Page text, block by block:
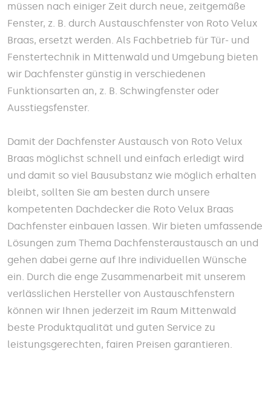
müssen nach einiger Zeit durch neue, zeitgemäße
Fenster, z. B. durch Austauschfenster von Roto Velux
Braas, ersetzt werden. Als Fachbetrieb für Tür- und
Fenstertechnik in Mittenwald und Umgebung bieten
wir Dachfenster günstig in verschiedenen
Funktionsarten an, z. B. Schwingfenster oder
Ausstiegsfenster.
Damit der Dachfenster Austausch von Roto Velux
Braas möglichst schnell und einfach erledigt wird
und damit so viel Bausubstanz wie möglich erhalten
bleibt, sollten Sie am besten durch unsere
kompetenten Dachdecker die Roto Velux Braas
Dachfenster einbauen lassen. Wir bieten umfassende
Lösungen zum Thema Dachfensteraustausch an und
gehen dabei gerne auf Ihre individuellen Wünsche
ein. Durch die enge Zusammenarbeit mit unserem
verlässlichen Hersteller von Austauschfenstern
können wir Ihnen jederzeit im Raum Mittenwald
beste Produktqualität und guten Service zu
leistungsgerechten, fairen Preisen garantieren.